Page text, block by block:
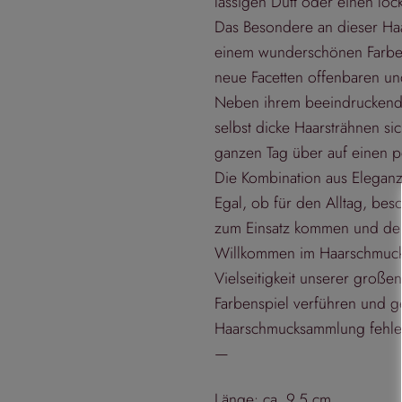
Das Besondere an dieser
einem wunderschönen
neue Facetten offenbaren
Neben ihrem
selbst dicke Haarsträhnen
ganzen Tag über auf einen
Die Kombination aus
Egal, ob für den Alltag,
zum Einsatz kommen und
Willkommen im
Vielseitigkeit unserer
Farbenspiel verführen und
Haarschmucksammlung
—